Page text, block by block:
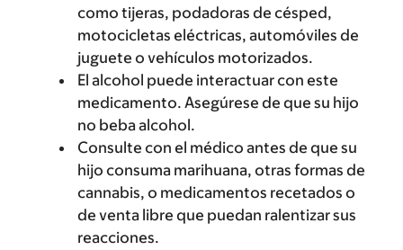
como tijeras, podadoras de césped,
motocicletas eléctricas, automóviles de
juguete o vehículos motorizados.
El alcohol puede interactuar con este
medicamento. Asegúrese de que su hijo
no beba alcohol.
Consulte con el médico antes de que su
hijo consuma marihuana, otras formas de
cannabis, o medicamentos recetados o
de venta libre que puedan ralentizar sus
reacciones.